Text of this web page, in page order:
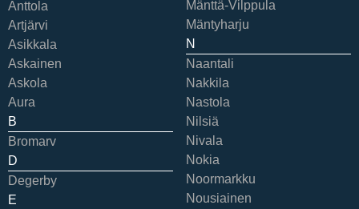
Anttola
Artjärvi
Asikkala
Askainen
Askola
Aura
B
Bromarv
D
Degerby
E
Mänttä-Vilppula
Mäntyharju
N
Naantali
Nakkila
Nastola
Nilsiä
Nivala
Nokia
Noormarkku
Nousiainen